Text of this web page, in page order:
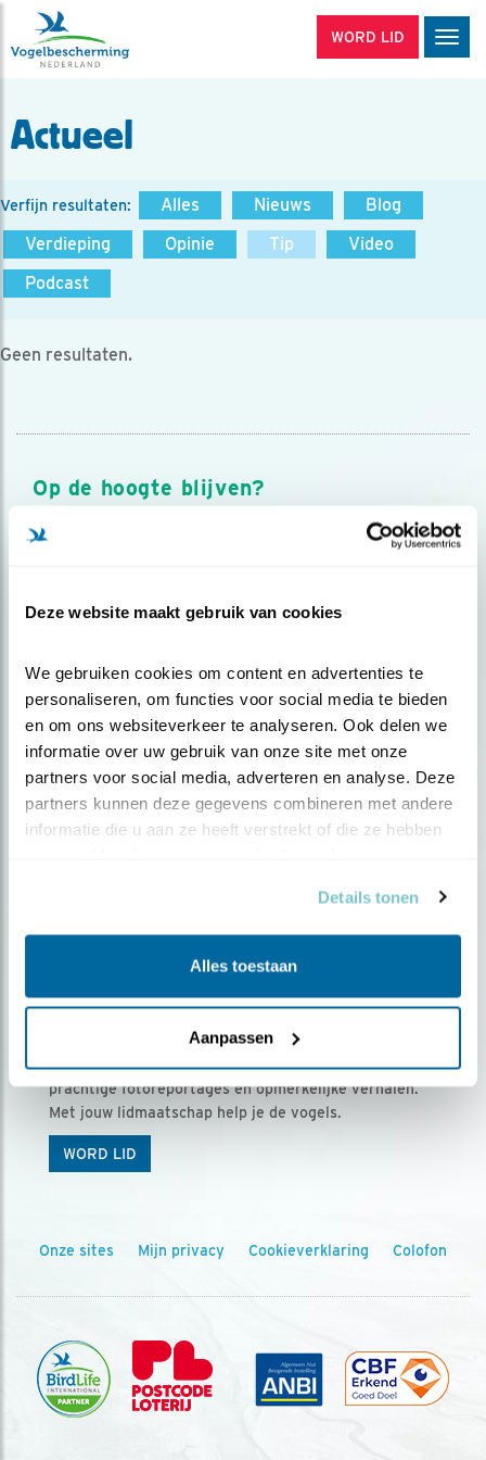
Deze website maakt gebruik van cookies
We gebruiken cookies om content en advertenties te
personaliseren, om functies voor social media te bieden
en om ons websiteverkeer te analyseren. Ook delen we
informatie over uw gebruik van onze site met onze
partners voor social media, adverteren en analyse. Deze
partners kunnen deze gegevens combineren met andere
informatie die u aan ze heeft verstrekt of die ze hebben
Details tonen
Alles toestaan
Aanpassen
WORD LID
Actueel
Verfijn resultaten: Alles Nieuws
Blog
Verdieping
Opinie Tip
Video
Podcast
Geen resultaten.
Op de hoogte blijven?
Meld je aan en ontvang nieuws, inspiratie, acties en tips
over vogels en activiteiten van Vogelbescherming.
Ontvang 5 x Vogels voor € 36,00 per jaar
Vogels is het tijdschrift voor onze leden, met
prachtige fotoreportages en opmerkelijke verhalen.
Met jouw lidmaatschap help je de vogels.
WORD LID
Onze sites Mijn privacy Cookieverklaring Colofon